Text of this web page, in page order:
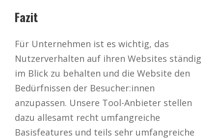
Fazit
Für Unternehmen ist es wichtig, das
Nutzerverhalten auf ihren Websites ständig
im Blick zu behalten und die Website den
Bedürfnissen der Besucher:innen
anzupassen. Unsere Tool-Anbieter stellen
dazu allesamt recht umfangreiche
Basisfeatures und teils sehr umfangreiche